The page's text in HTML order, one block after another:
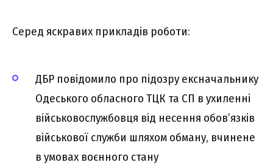
Серед яскравих прикладів роботи:
ДБР повідомило про підозру ексначальнику
Одеського обласного ТЦК та СП в ухиленні
військовослужбовця від несення обов’язків
військової служби шляхом обману, вчинене
в умовах воєнного стану